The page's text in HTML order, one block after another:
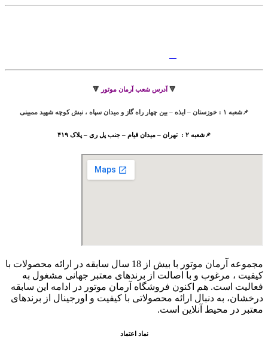
🔻 آدرس شعب آرمان موتور 🔻
📌شعبه ۱ : خوزستان – ایذه – بین چهار راه گاز و میدان سپاه ، نبش کوچه شهید ممبینی
📌شعبه ۲ : تهران – میدان قیام – جنب پل ری – پلاک ۴۱۹
مجموعه آرمان موتور با بیش از 18 سال سابقه در ارائه محصولات با
کيفيت ، مرغوب و با اصالت از برندهای معتبر جهانی مشغول به
فعاليت است. هم اکنون فروشگاه آرمان موتور در ادامه اين سابقه
درخشان، به دنبال ارائه محصولاتی با کيفيت و اورجينال از برندهای
معتبر در محيط آنلاين است.
نماد اعتماد